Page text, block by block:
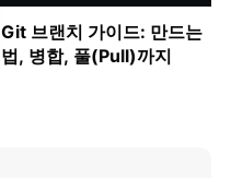
Git 브랜치 가이드: 만드는
법, 병합, 풀(Pull)까지